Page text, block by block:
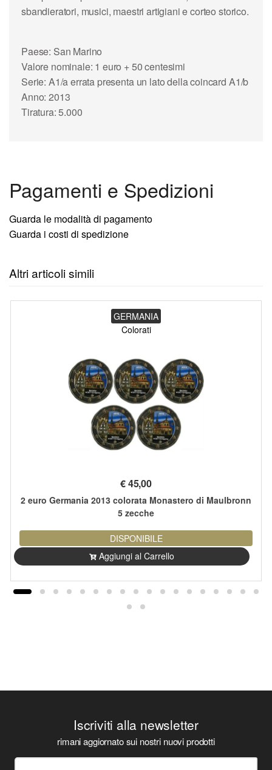
sbandieratori, musici, maestri artigiani e corteo storico.
Paese: San Marino
Valore nominale: 1 euro + 50 centesimi
Serie: A1/a errata presenta un lato della coincard A1/b
Anno: 2013
Tiratura: 5.000
Pagamenti e Spedizioni
Guarda le modalità di pagamento
Guarda i costi di spedizione
Altri articoli simili
GERMANIA
Colorati
€45,00
2 euro Germania 2013 colorata Monastero di Maulbronn
5 zecche
DISPONIBILE
Aggiungi al Carrello
Iscriviti alla newsletter
rimani aggiornato sui nostri nuovi prodotti